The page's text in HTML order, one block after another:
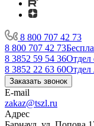
8 800 707 42 73
8 800 707 42 73
8 3852 59 54 36Отдел
8 3852 22 63 60Отдел
Заказать звонок
E-mail
zakaz@tszl.ru
Адрес